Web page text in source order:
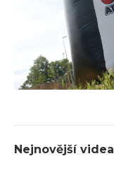
Nejnovější videa